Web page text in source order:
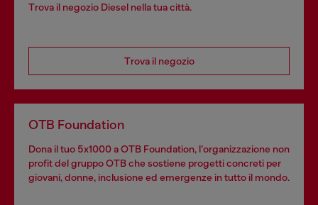
Trova il negozio Diesel nella tua città.
Trova il negozio
OTB Foundation
Dona il tuo 5x1000 a OTB Foundation, l’organizzazione non
profit del gruppo OTB che sostiene progetti concreti per
giovani, donne, inclusione ed emergenze in tutto il mondo.